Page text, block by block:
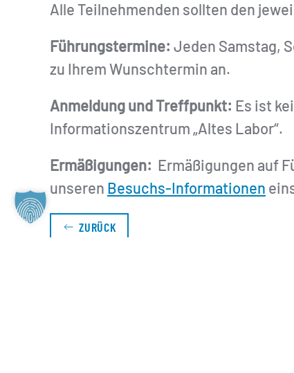
Alle Teilnehmenden sollten den
Führungstermine: Jeden Samstag,
zu Ihrem Wunschtermin an.
Anmeldung und Treffpunkt: Es ist
Informationszentrum „Altes Labor“.
Ermäßigungen: Ermäßigungen auf
unseren Besuchs-Informationen
ZURÜCK